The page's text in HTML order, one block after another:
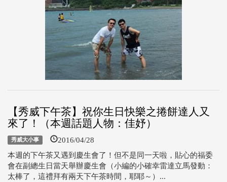
【秀威下午茶】祝你生日快樂之捲餅達人又
來了！（本週話題人物：佳妤）
秀威大小事 2016/04/28
本週的下午茶又遇到慶生會了！但不是同一天啦，貼心的福委
會在副總生日當天舉辦慶生會（小編的小確幸雷達立馬發動：
太棒了，這禮拜有兩天下午茶時間，耶耶～）...